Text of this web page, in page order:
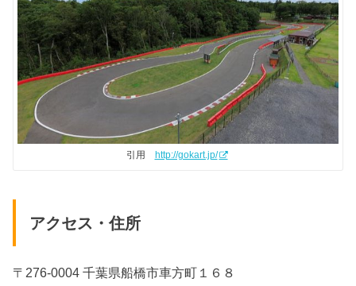
引用 http://gokart.jp/
アクセス・住所
〒276-0004 千葉県船橋市車方町１６８